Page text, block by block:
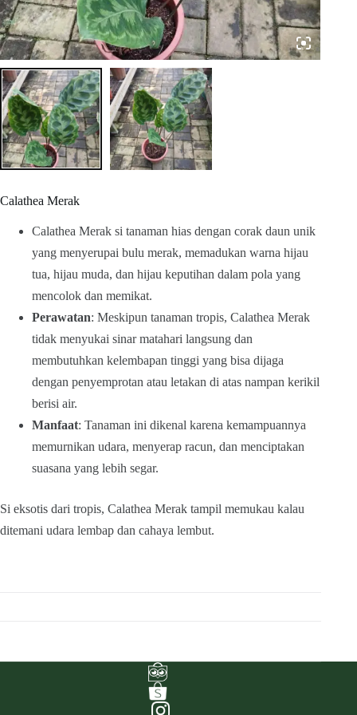
Calathea Merak
Calathea Merak si tanaman hias dengan corak daun unik
yang menyerupai bulu merak, memadukan warna hijau
tua, hijau muda, dan hijau keputihan dalam pola yang
mencolok dan memikat.
Perawatan: Meskipun tanaman tropis, Calathea Merak
tidak menyukai sinar matahari langsung dan
membutuhkan kelembapan tinggi yang bisa dijaga
dengan penyemprotan atau letakan di atas nampan kerikil
berisi air.
Manfaat: Tanaman ini dikenal karena kemampuannya
memurnikan udara, menyerap racun, dan menciptakan
suasana yang lebih segar.
Si eksotis dari tropis, Calathea Merak tampil memukau kalau
ditemani udara lembap dan cahaya lembut.